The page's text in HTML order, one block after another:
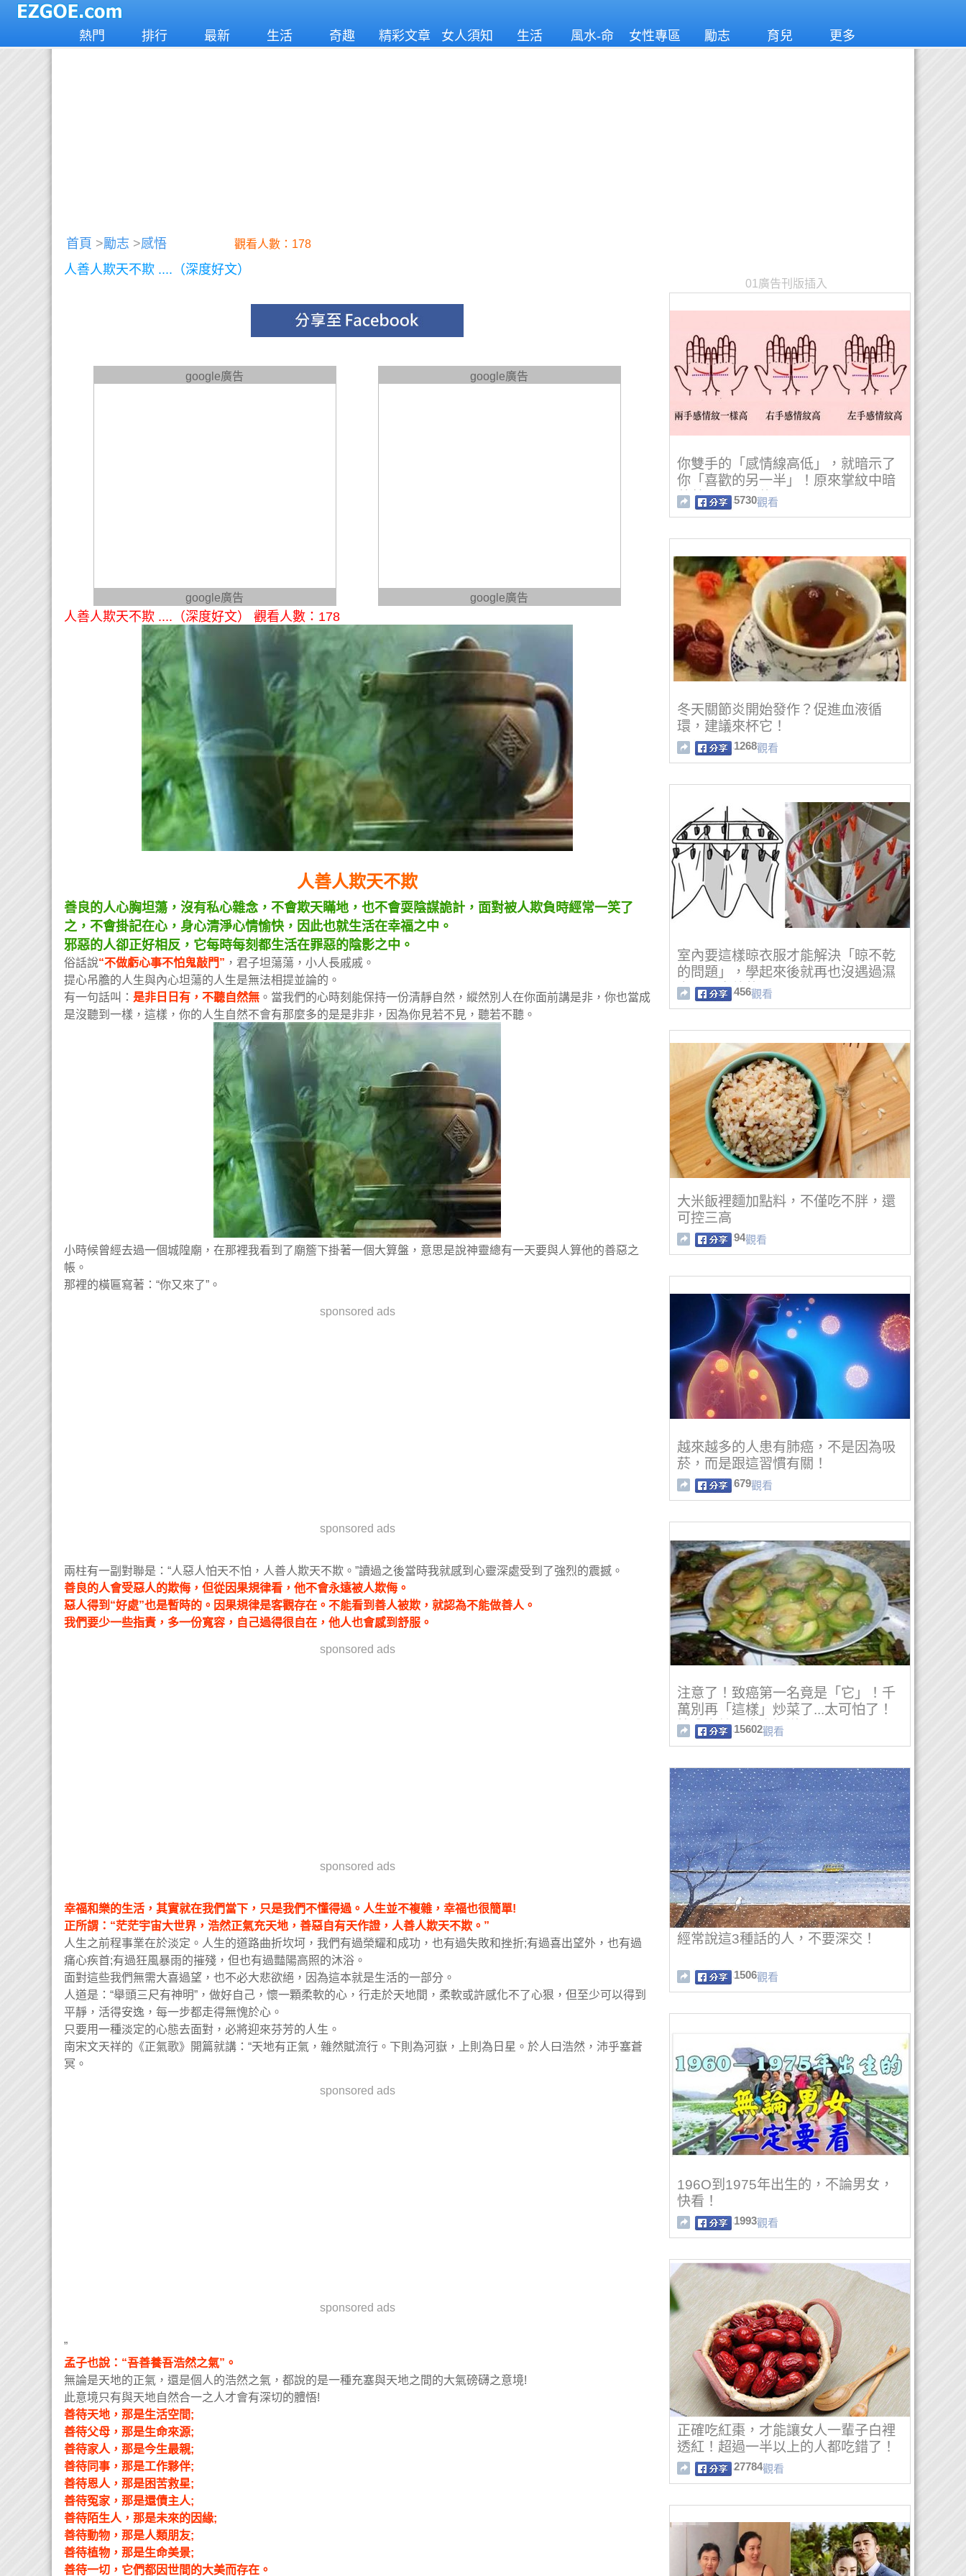
熱門 排行 最新 生活 奇趣 精彩文章 女人須知 生活
風水-命
女性專區 勵志 育兒 更多
首頁 >勵志 >感悟 觀看人數：178
人善人欺天不欺 ....（深度好文）
google廣告
google廣告
google廣告
google廣告
人善人欺天不欺 ....（深度好文） 觀看人數：178
人善人欺天不欺
善良的人心胸坦蕩，沒有私心雜念，不會欺天瞞地，也不會耍陰謀詭計，面對被人欺負時經常一笑了
之，不會掛記在心，身心清淨心情愉快，因此也就生活在幸福之中。
邪惡的人卻正好相反，它每時每刻都生活在罪惡的陰影之中。
俗話說“不做虧心事不怕鬼敲門” ，君子坦蕩蕩，小人長戚戚。
提心吊膽的人生與內心坦蕩的人生是無法相提並論的。
有一句話叫： 是非日日有，不聽自然無 。當我們的心時刻能保持一份清靜自然，縱然別人在你面前講是非，你也當成
是沒聽到一樣，這樣，你的人生自然不會有那麼多的是是非非，因為你見若不見，聽若不聽。
小時候曾經去過一個城隍廟，在那裡我看到了廟簷下掛著一個大算盤，意思是說神靈總有一天要與人算他的善惡之
帳。
那裡的橫匾寫著：“你又來了”。
sponsored ads
sponsored ads
兩柱有一副對聯是：“人惡人怕天不怕，人善人欺天不欺。”讀過之後當時我就感到心靈深處受到了強烈的震撼。
善良的人會受惡人的欺侮，但從因果規律看，他不會永遠被人欺侮。
惡人得到“好處”也是暫時的。因果規律是客觀存在。不能看到善人被欺，就認為不能做善人。
我們要少一些指責，多一份寬容，自己過得很自在，他人也會感到舒服。
sponsored ads
sponsored ads
幸福和樂的生活，其實就在我們當下，只是我們不懂得過。人生並不複雜，幸福也很簡單!
正所謂：“茫茫宇宙大世界，浩然正氣充天地，善惡自有天作證，人善人欺天不欺。”
人生之前程事業在於淡定。人生的道路曲折坎坷，我們有過榮耀和成功，也有過失敗和挫折;有過喜出望外，也有過
痛心疾首;有過狂風暴雨的摧殘，但也有過豔陽高照的沐浴。
面對這些我們無需大喜過望，也不必大悲欲絕，因為這本就是生活的一部分。
人道是：“舉頭三尺有神明”，做好自己，懷一顆柔軟的心，行走於天地間，柔軟或許感化不了心狠，但至少可以得到
平靜，活得安逸，每一步都走得無愧於心。
只要用一種淡定的心態去面對，必將迎來芬芳的人生。
南宋文天祥的《正氣歌》開篇就講：“天地有正氣，雜然賦流行。下則為河嶽，上則為日星。於人曰浩然，沛乎塞蒼
冥。
sponsored ads
sponsored ads
”
孟子也說：“吾善養吾浩然之氣”。
無論是天地的正氣，還是個人的浩然之氣，都說的是一種充塞與天地之間的大氣磅礴之意境!
此意境只有與天地自然合一之人才會有深切的體悟!
善待天地，那是生活空間;
善待父母，那是生命來源;
善待家人，那是今生最親;
善待同事，那是工作夥伴;
善待恩人，那是困苦救星;
善待冤家，那是還債主人;
善待陌生人，那是未來的因緣;
善待動物，那是人類朋友;
善待植物，那是生命美景;
善待一切，它們都因世間的大美而存在。
01廣告刊版插入
你雙手的「感情線高低」，就暗示了
你「喜歡的另一半」！原來掌紋中暗
藏著....不看後悔！
5730觀看
冬天關節炎開始發作？促進血液循
環，建議來杯它！
1268觀看
室內要這樣晾衣服才能解決「晾不乾
的問題」，學起來後就再也沒遇過濕
衣服不會乾的問題！
456觀看
大米飯裡麵加點料，不僅吃不胖，還
可控三高
94觀看
越來越多的人患有肺癌，不是因為吸
菸，而是跟這習慣有關！
679觀看
注意了！致癌第一名竟是「它」！千
萬別再「這樣」炒菜了...太可怕了！
快分享給更多人知道...
15602觀看
經常說這3種話的人，不要深交！
1506觀看
196O到1975年出生的，不論男女，
快看！
1993觀看
正確吃紅棗，才能讓女人一輩子白裡
透紅！超過一半以上的人都吃錯了！
27784觀看